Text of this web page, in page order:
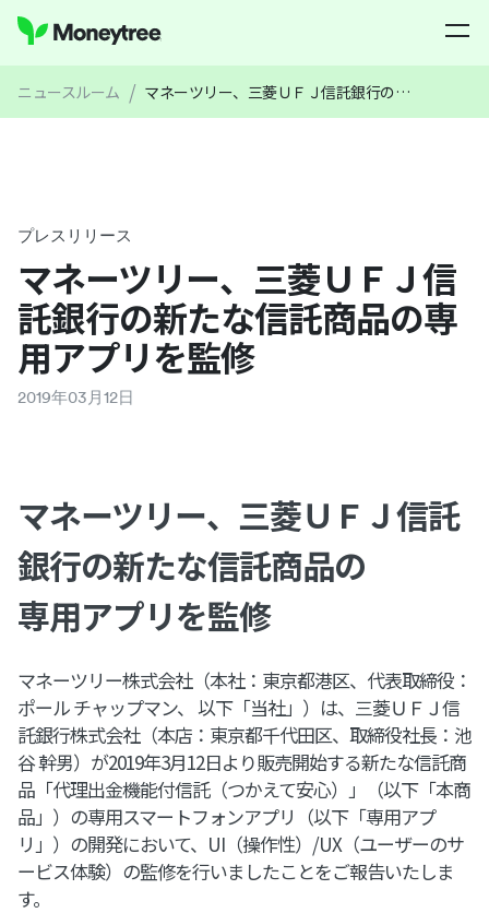
ニュースルーム / マネーツリー、三菱ＵＦＪ信託銀行の新たな信託商品の専用アプリを監修
プレスリリース
マネーツリー、三菱ＵＦＪ信
託銀行の新たな信託商品の専
用アプリを監修
2019年03月12日
マネーツリー、三菱ＵＦＪ信託
銀行の新たな信託商品の
専用アプリを監修
マネーツリー株式会社（本社：東京都港区、代表取締役：
ポール チャップマン、 以下「当社」）は、三菱ＵＦＪ信
託銀行株式会社（本店：東京都千代田区、取締役社長：池
谷 幹男）が2019年3月12日より販売開始する新たな信託商
品「代理出金機能付信託（つかえて安心）」（以下「本商
品」）の専用スマートフォンアプリ（以下「専用アプ
リ」）の開発において、UI（操作性）/UX（ユーザーのサ
ービス体験）の監修を行いましたことをご報告いたしま
す。